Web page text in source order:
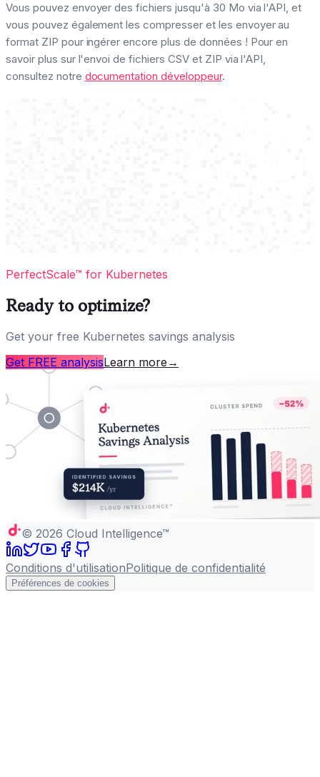
Vous pouvez envoyer des fichiers jusqu'à 30 Mo via l'API, et
vous pouvez également les compresser et les envoyer au
format ZIP pour ingérer encore plus de données ! Pour en
savoir plus sur l'envoi de fichiers CSV et ZIP via l'API,
consultez notre documentation développeur.
PerfectScale™ for Kubernetes
Ready to optimize?
Get your free Kubernetes savings analysis
Get FREE analysisLearn more →
© 2026 Cloud Intelligence™
Conditions d'utilisationPolitique de confidentialité
Préférences de cookies